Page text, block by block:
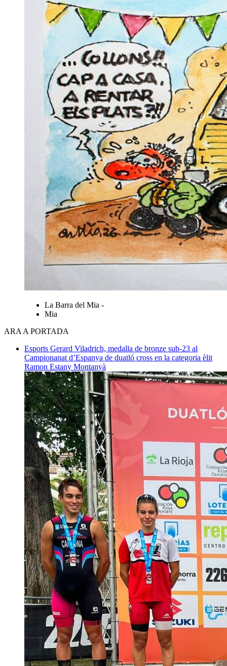
La Barra del Mia -
Mia
ARA A PORTADA
Esports Gerard Viladrich, medalla de bronze sub-23 al
Campionanat d’Espanya de duatló cross en la categoria èlit
Ramon Estany Montanyà